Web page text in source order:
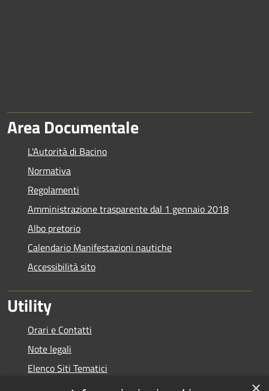
Area Documentale
L'Autorità di Bacino
Normativa
Regolamenti
Amministrazione trasparente dal 1 gennaio 2018
Albo pretorio
Calendario Manifestazioni nautiche
Accessibilità sito
Utility
Orari e Contatti
Note legali
Elenco Siti Tematici